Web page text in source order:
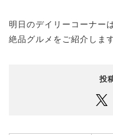
明日のデイリーコーナー
絶品グルメをご紹介しま
投